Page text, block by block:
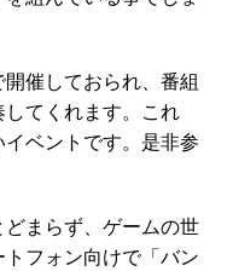
催しておられ、番組
てくれます。これ
ベントです。是非参
まらず、ゲームの世
フォン向けで「バン